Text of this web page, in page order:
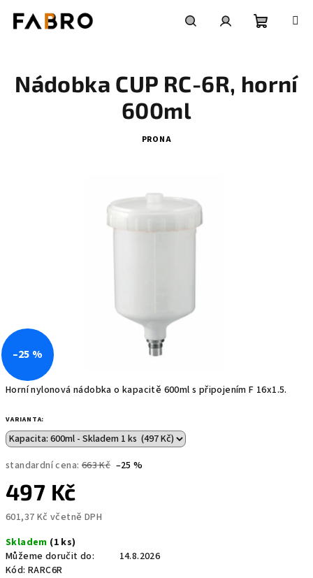
košík
Horní nylonová nádobka o kapacitě 600ml s připojením F 16x1.5.
VARIANTA:
standardní cena: 663 Kč –25 %
497 Kč
601,37 Kč včetně DPH
cena:
Skladem (1 ks)
Můžeme doručit do:
14.8.2026
Kód: RARC6R
Nádobka CUP RC-6R, horní
600ml
PRONA
–25 %